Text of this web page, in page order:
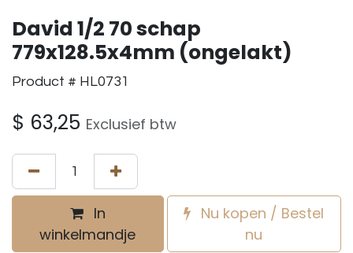
David 1/2 70 schap
779x128.5x4mm (ongelakt)
Product # HL0731
$ 63,25 Exclusief btw
In
winkelmandje
Nu kopen / Bestel
nu